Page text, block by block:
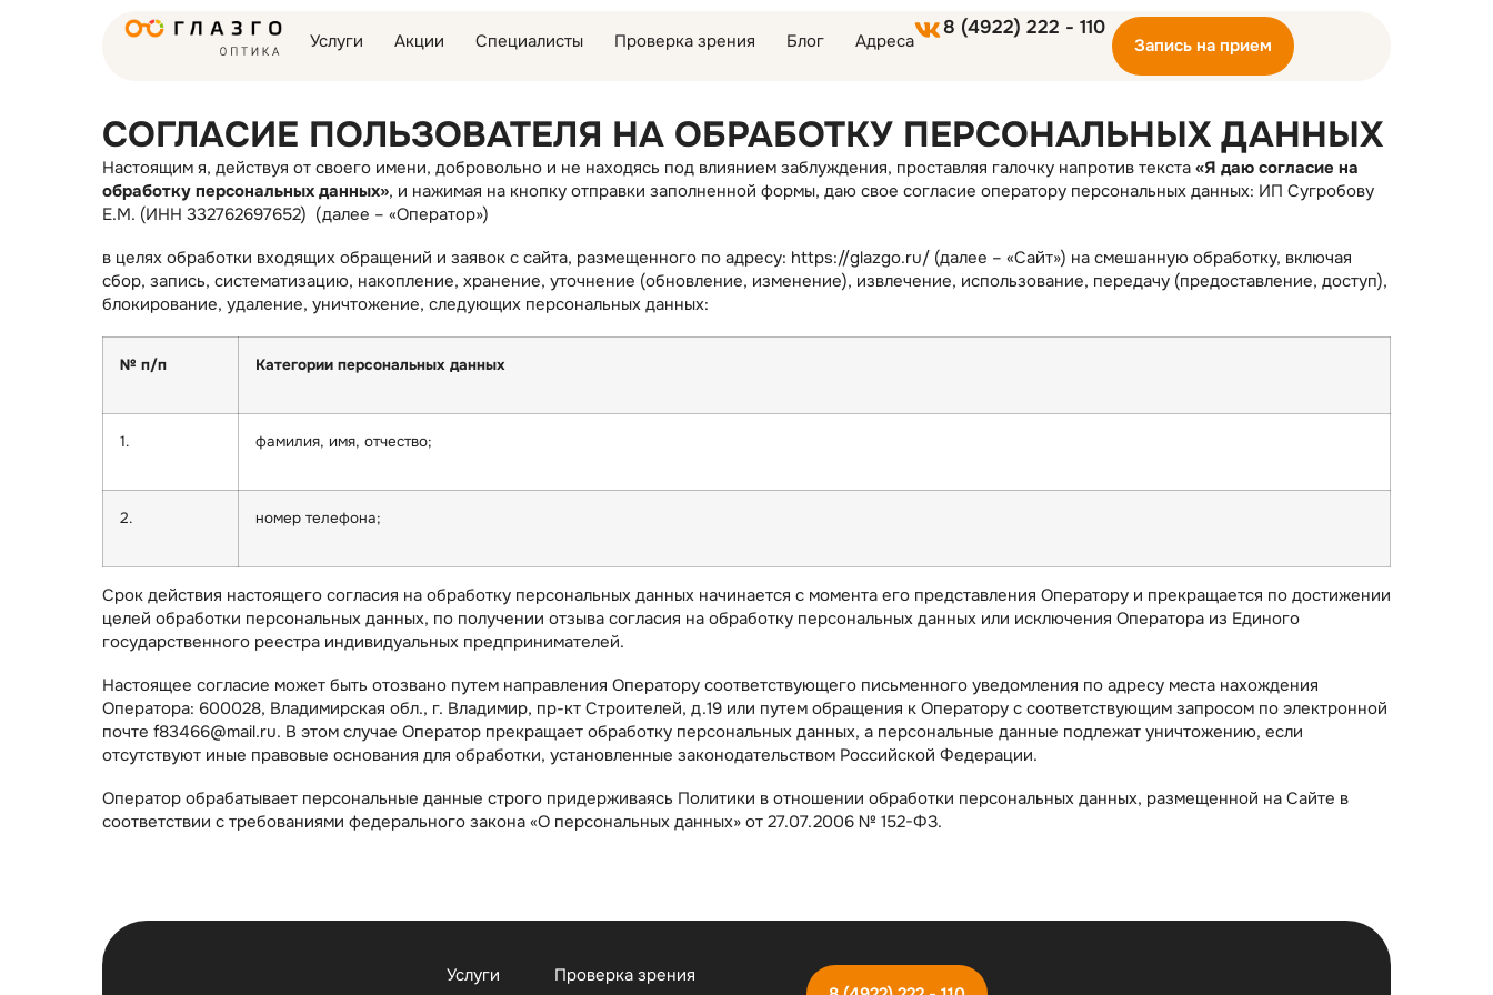
Услуги Акции Специалисты Проверка зрения Блог Адреса
8 (4922) 222 - 110
Запись на прием
СОГЛАСИЕ ПОЛЬЗОВАТЕЛЯ НА ОБРАБОТКУ ПЕРСОНАЛЬНЫХ ДАННЫХ
Настоящим я, действуя от своего имени, добровольно и не находясь под влиянием заблуждения, проставляя галочку напротив текста «Я даю согласие на
обработку персональных данных», и нажимая на кнопку отправки заполненной формы, даю свое согласие оператору персональных данных: ИП Сугробову
Е.М. (ИНН 332762697652) (далее – «Оператор»)
в целях обработки входящих обращений и заявок с сайта, размещенного по адресу: https://glazgo.ru/ (далее – «Сайт») на смешанную обработку, включая
сбор, запись, систематизацию, накопление, хранение, уточнение (обновление, изменение), извлечение, использование, передачу (предоставление, доступ),
блокирование, удаление, уничтожение, следующих персональных данных:
№ п/п Категории персональных данных
1. фамилия, имя, отчество;
2. номер телефона;
Срок действия настоящего согласия на обработку персональных данных начинается с момента его представления Оператору и прекращается по достижении
целей обработки персональных данных, по получении отзыва согласия на обработку персональных данных или исключения Оператора из Единого
государственного реестра индивидуальных предпринимателей.
Настоящее согласие может быть отозвано путем направления Оператору соответствующего письменного уведомления по адресу места нахождения
Оператора: 600028, Владимирская обл., г. Владимир, пр-кт Строителей, д.19 или путем обращения к Оператору с соответствующим запросом по электронной
почте f83466@mail.ru. В этом случае Оператор прекращает обработку персональных данных, а персональные данные подлежат уничтожению, если
отсутствуют иные правовые основания для обработки, установленные законодательством Российской Федерации.
Оператор обрабатывает персональные данные строго придерживаясь Политики в отношении обработки персональных данных, размещенной на Сайте в
соответствии с требованиями федерального закона «О персональных данных» от 27.07.2006 № 152-ФЗ.
Услуги
Проверка зрения